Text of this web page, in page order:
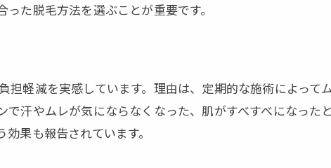
む全身脱毛の注意ポイント
安心できる脱毛サロン選び
の高い脱毛サロンの探し方
見極め方と失敗しない選択
た脱毛方法を選ぶことが重要です。
軽減を実感しています。理由は、定期的な施術によって
汗やムレが気にならなくなった、肌がすべすべになった
果も報告されています。